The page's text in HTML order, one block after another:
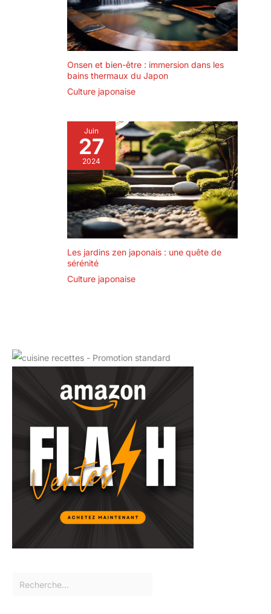
Onsen et bien-être : immersion dans les
bains thermaux du Japon
Culture japonaise
Juin
27
2024
Les jardins zen japonais : une quête de
sérénité
Culture japonaise